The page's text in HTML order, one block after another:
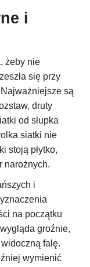
i
żeby nie
się przy
są
druty
od słupka
siatki nie
stoją płytko,
narożnych.
i
na początku
groźnie,
falę.
wymienić